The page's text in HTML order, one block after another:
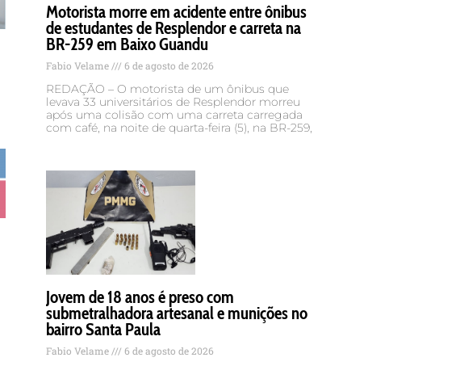
Motorista morre em acidente entre ônibus
de estudantes de Resplendor e carreta na
BR-259 em Baixo Guandu
Fabio Velame 6 de agosto de 2026
REDAÇÃO – O motorista de um ônibus que
levava 33 universitários de Resplendor morreu
após uma colisão com uma carreta carregada
com café, na noite de quarta-feira (5), na BR-259,
Jovem de 18 anos é preso com
submetralhadora artesanal e munições no
bairro Santa Paula
Fabio Velame 6 de agosto de 2026